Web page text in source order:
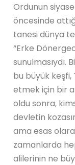
Ordunun
öncesinde
tanesi dünya
“Erke
sunulmasıydı.
bu büyük keşfi,
etmek için bir
oldu sonra,
devletin
ama esas
zamanlarda
alilerinin ne